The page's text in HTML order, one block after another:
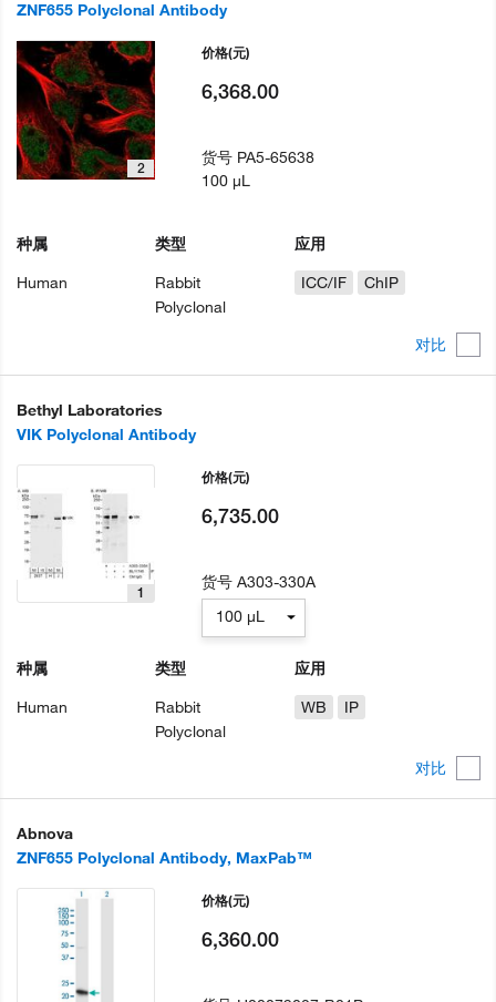
ZNF655 Polyclonal Antibody
对比
2
种属
Human
类型
Rabbit
Polyclonal
应用
ICC/IF
ChIP
价格(元)
6,368.00
货号 PA5-65638
100 µL
Bethyl Laboratories
VIK Polyclonal Antibody
对比
1
种属
Human
类型
Rabbit
Polyclonal
应用
WB
IP
价格(元)
6,735.00
货号A303-330A
100 µL
Abnova
ZNF655 Polyclonal Antibody, MaxPab™
价格(元)
6,360.00